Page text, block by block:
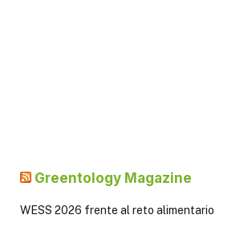
Greentology Magazine
WESS 2026 frente al reto alimentario